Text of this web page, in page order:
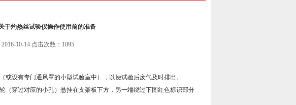
于灼热丝试验仪操作使用前的准备
10-14 点击次数：1895
或设有专门通风罩的小型试验室中），以便试验后废气及时排出。
穿过对应的小孔）悬挂在支架板下方，另一端绕过下图红色标识部分